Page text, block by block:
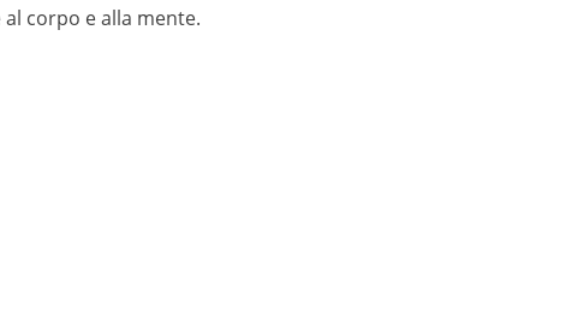
corpo e alla mente.